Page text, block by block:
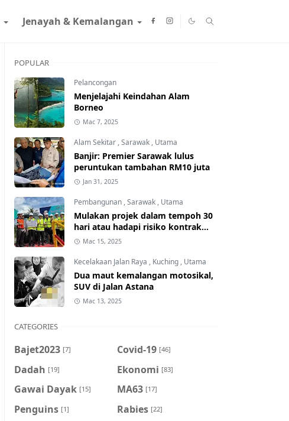
Jenayah & Kemalangan
POPULAR
Pelancongan
Menjelajahi Keindahan Alam
Borneo
Mac 7, 2025
Alam Sekitar ,Sarawak , Utama
Banjir: Premier Sarawak lulus
peruntukan tambahan RM10 juta
Jan 31, 2025
Pembangunan ,Sarawak , Utama
Mulakan projek dalam tempoh 30
hari atau hadapi risiko kontrak
ditamatkan
Mac 15, 2025
Kecelakaan Jalan Raya , Kuching , Utama
Dua maut kemalangan motosikal,
SUV di Jalan Astana
Mac 13, 2025
CATEGORIES
Bajet2023 [7] Covid-19 [46]
Dadah [19] Ekonomi [83]
Gawai Dayak [15] MA63 [17]
Penguins [1] Rabies [22]